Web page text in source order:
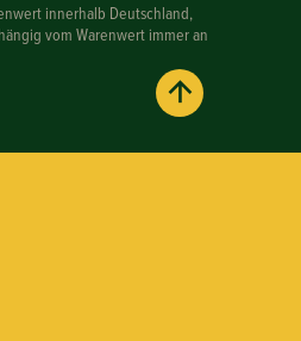
innerhalb Deutschland,
vom Warenwert immer an